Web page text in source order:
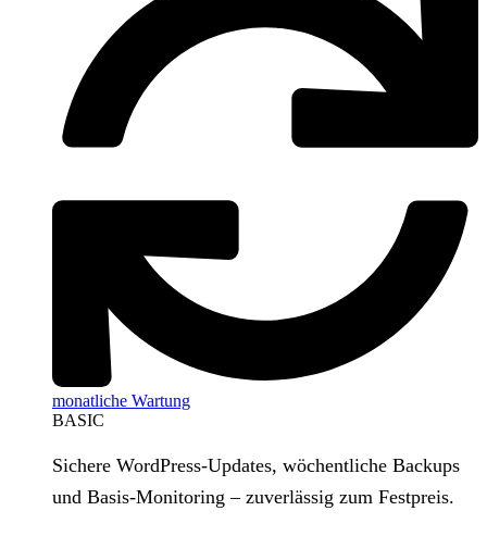
monatliche Wartung
BASIC
Sichere WordPress‑Updates, wöchentliche Backups
und Basis‑Monitoring – zuverlässig zum Festpreis.